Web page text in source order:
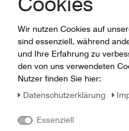
Wir nutzen Cookies auf
sind essenziell, während
und Ihre Erfahrung zu
den von uns verwendeten
Nutzer finden Sie hier:
Daten­schutz­erklärung
Essenziell